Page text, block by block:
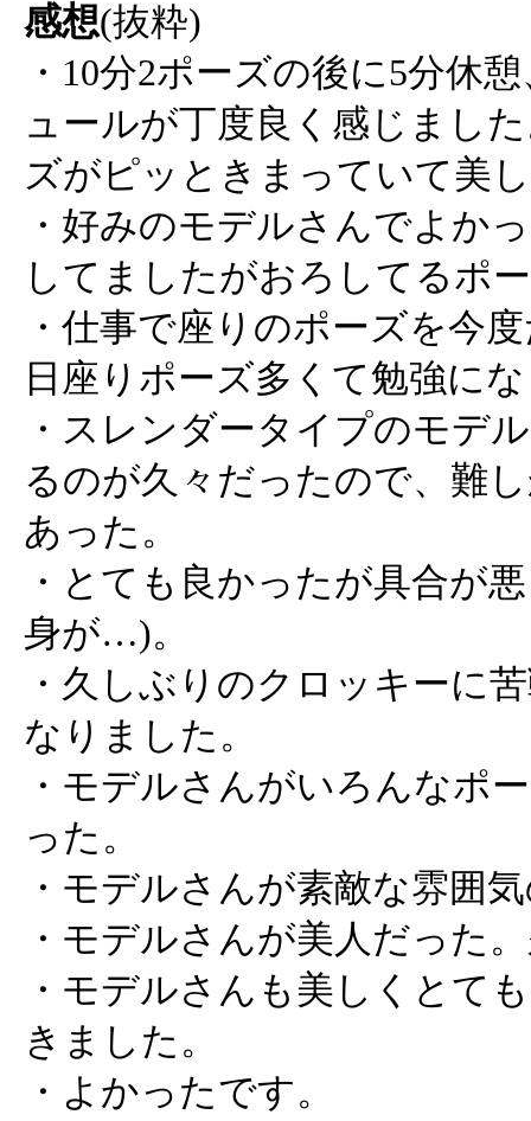
感想(抜粋)
・10分2ポーズの後に5分休
ュールが丁度良く感じまし
ズがピッときまっていて美
・好みのモデルさんでよか
してましたがおろしてるポ
・仕事で座りのポーズを今
日座りポーズ多くて勉強に
・スレンダータイプのモデ
るのが久々だったので、難
あった。
・とても良かったが具合が
身が…)。
・久しぶりのクロッキーに
なりました。
・モデルさんがいろんなポ
った。
・モデルさんが素敵な雰囲
・モデルさんが美人だった
・モデルさんも美しくとて
きました。
・よかったです。